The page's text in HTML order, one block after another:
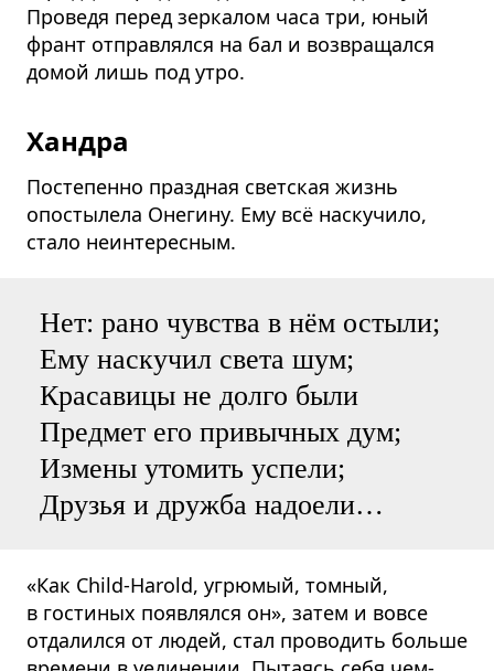
Проведя перед зеркалом часа три, юный
франт отправлялся на бал и возвращался
домой лишь под утро.
Хандра
Постепенно праздная светская жизнь
опостылела Онегину. Ему всё наскучило,
стало неинтересным.
Нет: рано чувства в нём остыли;
Ему наскучил света шум;
Красавицы не долго были
Предмет его привычных дум;
Измены утомить успели;
Друзья и дружба надоели…
«Как Child-Harold, угрюмый, томный,
в гостиных появлялся он», затем и вовсе
отдалился от людей, стал проводить больше